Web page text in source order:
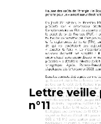
Lettre veille
n°11